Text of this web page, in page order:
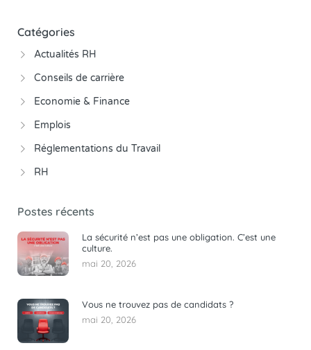
Catégories
Actualités RH
Conseils de carrière
Economie & Finance
Emplois
Réglementations du Travail
RH
Postes récents
La sécurité n’est pas une obligation. C’est une
culture.
mai 20, 2026
Vous ne trouvez pas de candidats ?
mai 20, 2026